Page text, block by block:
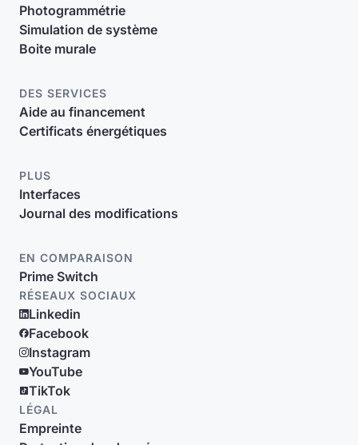
Photogrammétrie
Simulation de système
Boite murale
DES SERVICES
Aide au financement
Certificats énergétiques
PLUS
Interfaces
Journal des modifications
EN COMPARAISON
Prime Switch
RÉSEAUX SOCIAUX
Linkedin
Facebook
Instagram
YouTube
TikTok
LÉGAL
Empreinte